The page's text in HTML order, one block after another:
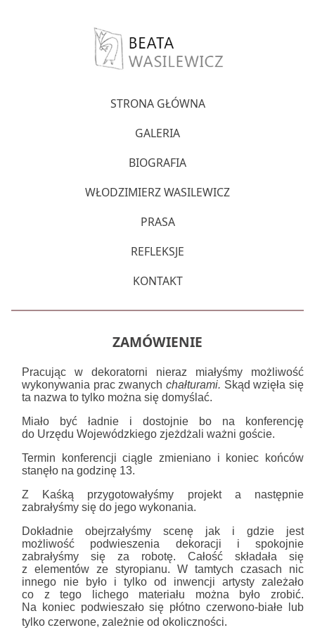
STRONA GŁÓWNA
GALERIA
BIOGRAFIA
WŁODZIMIERZ WASILEWICZ
PRASA
REFLEKSJE
KONTAKT
ZAMÓWIENIE
Pracując w dekoratorni nieraz miałyśmy możliwość
wykonywania prac zwanych chałturami. Skąd wzięła się
ta nazwa to tylko można się domyślać.
Miało być ładnie i dostojnie bo na konferencję
do Urzędu Wojewódzkiego zjeżdżali ważni goście.
Termin konferencji ciągle zmieniano i koniec końców
stanęło na godzinę 13.
Z Kaśką przygotowałyśmy projekt a następnie
zabrałyśmy się do jego wykonania.
Dokładnie obejrzałyśmy scenę jak i gdzie jest
możliwość podwieszenia dekoracji i spokojnie
zabrałyśmy się za robotę. Całość składała się
z elementów ze styropianu. W tamtych czasach nic
innego nie było i tylko od inwencji artysty zależało
co z tego lichego materiału można było zrobić.
Na koniec podwieszało się płótno czerwono-białe lub
tylko czerwone, zależnie od okoliczności.